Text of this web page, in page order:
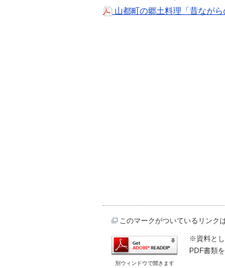
山都町の郷土料理「昔なが
このマークがついているリンク
別ウィンドウで開きます
※資料とし
PDF書類